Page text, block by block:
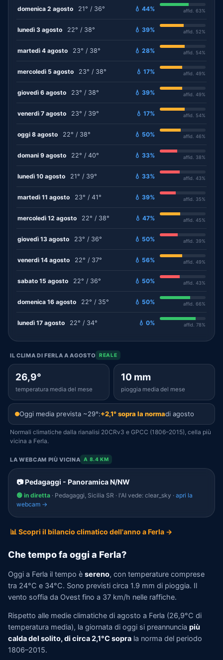
domenica 2 agosto 21° / 36° 💧 44% affid. 63%
lunedì 3 agosto 22° / 38° 💧 39% affid. 52%
martedì 4 agosto 23° / 38° 💧 28% affid. 54%
mercoledì 5 agosto 23° / 38° 💧 17% affid. 49%
giovedì 6 agosto 23° / 38° 💧 39% affid. 49%
venerdì 7 agosto 23° / 39° 💧 17% affid. 54%
oggi 8 agosto 22° / 38° 💧 50% affid. 46%
domani 9 agosto 22° / 40° 💧 33% affid. 38%
lunedì 10 agosto 21° / 39° 💧 33% affid. 43%
martedì 11 agosto 23° / 41° 💧 39% affid. 35%
mercoledì 12 agosto 22° / 38° 💧 47% affid. 45%
giovedì 13 agosto 23° / 36° 💧 50% affid. 39%
venerdì 14 agosto 22° / 37° 💧 56% affid. 49%
sabato 15 agosto 22° / 36° 💧 50% affid. 43%
domenica 16 agosto 22° / 35° 💧 50% affid. 66%
lunedì 17 agosto 22° / 34° 💧 0% affid. 78%
IL CLIMA DI FERLA A AGOSTO REALE
26,9°
temperatura media del mese
10 mm
pioggia media del mese
Oggi media prevista ~29°:+2,1° sopra la normadi agosto
Normali climatiche dalla rianalisi 20CRv3 e GPCC (1806–2015), cella più
vicina a Ferla.
LA WEBCAM PIÙ VICINA A 8.4 KM
📷 Pedagaggi - Panoramica N/NW
🟢 in diretta · Pedagaggi, Sicilia SR · l'AI vede: clear_sky · apri la
webcam →
📊 Scopri il bilancio climatico dell'anno a Ferla →
Che tempo fa oggi a Ferla?
Oggi a Ferla il tempo è sereno, con temperature comprese
tra 24°C e 34°C. Sono previsti circa 1.9 mm di pioggia. Il
vento soffia da Ovest fino a 37 km/h nelle raffiche.
Rispetto alle medie climatiche di agosto a Ferla (26,9°C di
temperatura media), la giornata di oggi si preannuncia più
calda del solito, di circa 2,1°C sopra la norma del periodo
1806–2015.